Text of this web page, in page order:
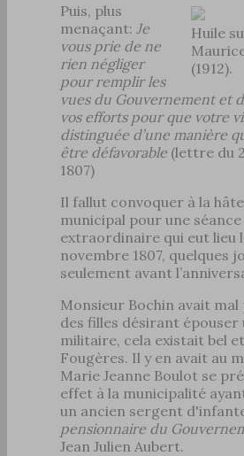
Huile
(1912).
Puis, plus
menaçant: Je
vous prie de ne
rien négliger
pour remplir les
vues du Gouvernement et
vos efforts pour que votre
distinguée d’une manière
être défavorable (lettre du
1807)
Il fallut convoquer à la
municipal pour une séance
extraordinaire qui eut lieu
novembre 1807, quelques
seulement avant
Monsieur Bochin avait mal
des filles désirant épouser
militaire, cela existait bel
Fougères. Il y en avait au
Marie Jeanne Boulot se
effet à la municipalité
un ancien sergent
pensionnaire du
Jean Julien Aubert.